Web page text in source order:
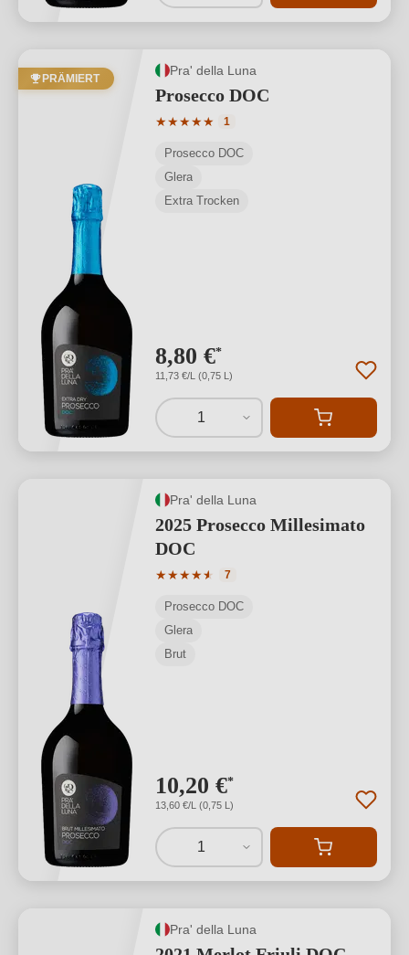
PRÄMIERT
Pra' della Luna
Prosecco DOC
★★★★★
Durchschnittliche Bewertung von 5
1
Prosecco DOC
Glera
Extra Trocken
8,80 €*
11,73 €/L (0,75 L)
1
Pra' della Luna
2025 Prosecco Millesimato
DOC
★★★★★
★
Durchschnittliche Bewertung von 4.71
7
Prosecco DOC
Glera
Brut
10,20 €*
13,60 €/L (0,75 L)
1
Pra' della Luna